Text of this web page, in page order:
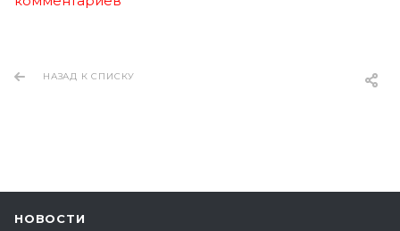
НАЗАД К СПИСКУ
НОВОСТИ